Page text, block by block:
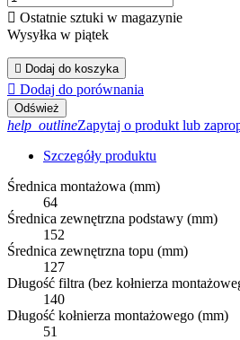
 Ostatnie sztuki w magazynie
Wysyłka w piątek
 Dodaj do koszyka
 Dodaj do porównania
help_outlineZapytaj o produkt lub
Szczegóły produktu
Średnica montażowa (mm)
64
Średnica zewnętrzna podstawy (mm)
152
Średnica zewnętrzna topu (mm)
127
Długość filtra (bez kołnierza
140
Długość kołnierza montażowego (mm)
51